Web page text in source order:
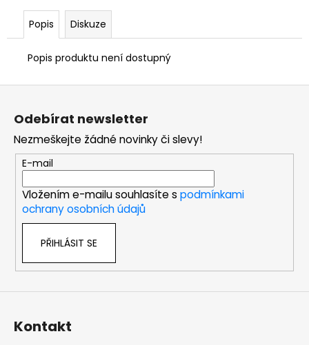
Popis Diskuze
Popis produktu není dostupný
Z
Odebírat newsletter
Nezmeškejte žádné novinky či slevy!
E-mail
Vložením e-mailu souhlasíte s podmínkami
ochrany osobních údajů
PŘIHLÁSIT SE
Kontakt